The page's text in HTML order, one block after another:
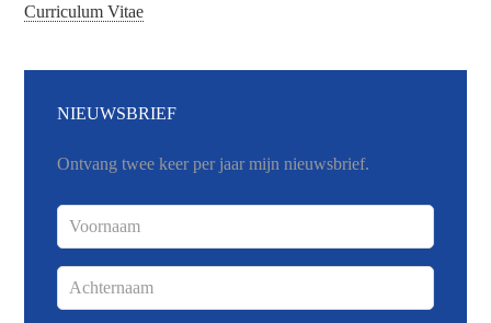
Curriculum Vitae
NIEUWSBRIEF
Ontvang twee keer per jaar mijn nieuwsbrief.